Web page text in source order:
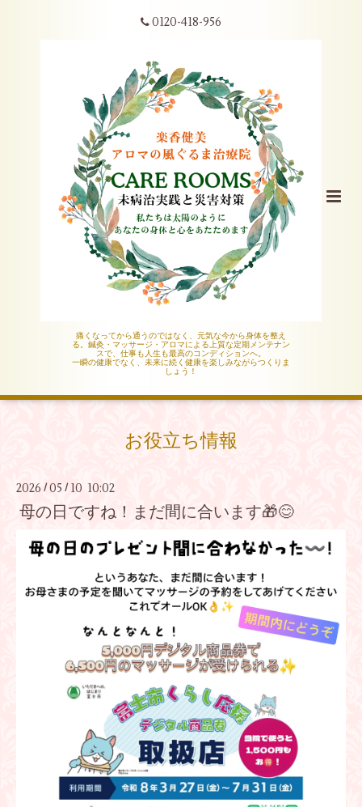
0120-418-956
痛くなってから通うのではなく、元気な今から身体を整え
る。鍼灸・マッサージ・アロマによる上質な定期メンテナン
スで、仕事も人生も最高のコンディションへ。
一瞬の健康でなく、未来に続く健康を楽しみながらつくりま
しょう！
お役立ち情報
2026 /05 / 10 10:02
母の日ですね！まだ間に合います🎁😊